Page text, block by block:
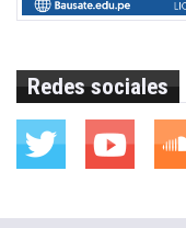
Redes sociales